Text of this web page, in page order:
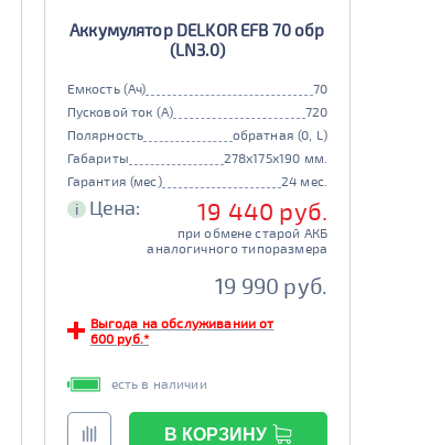
Аккумулятор DELKOR EFB 70 обр
(LN3.0)
Емкость (Ач)
70
Пусковой ток (А)
720
Полярность
обратная (0, L)
Габариты
278x175x190 мм.
Гарантия (мес)
24 мес.
i Цена: 19 440 руб.
при обмене старой АКБ
аналогичного типоразмера
19 990 руб.
Выгода на обслуживании от
600 руб.*
есть в наличии
В КОРЗИНУ